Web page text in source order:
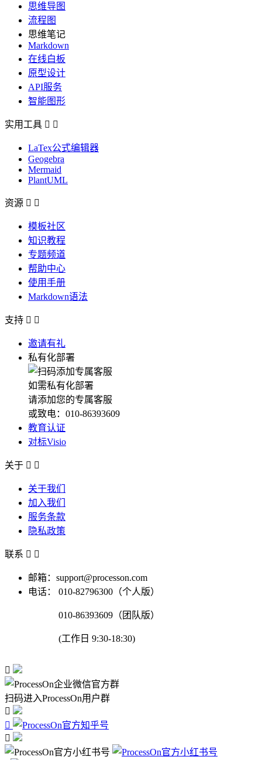
思维导图
流程图
思维笔记
Markdown
在线白板
原型设计
API服务
智能图形
实用工具  
LaTex公式编辑器
Geogebra
Mermaid
PlantUML
资源  
模板社区
知识教程
专题频道
帮助中心
使用手册
Markdown语法
支持  
邀请有礼
私有化部署
如需私有化部署
请添加您的专属客服
或致电：010-86393609
教育认证
对标Visio
关于  
关于我们
加入我们
服务条款
隐私政策
联系  
邮箱：support@processon.com
电话：
010-82796300（个人版）
010-86393609（团队版）
(工作日 9:30-18:30)

扫码进入ProcessOn用户群


